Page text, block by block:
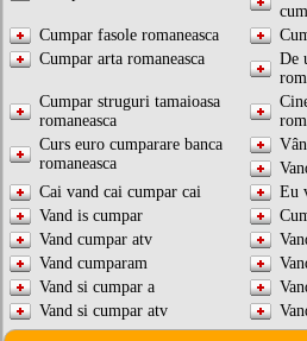
Cumpar fasole romaneasca
Cumpar arta romaneasca
De
Cumpar struguri tamaioasa
romaneasca
Curs euro cumparare banca
romaneasca
Cai vand cai cumpar cai
Eu
Vand is cumpar
Vand cumpar atv
Vand cumparam
Vand si cumpar a
Vand si cumpar atv